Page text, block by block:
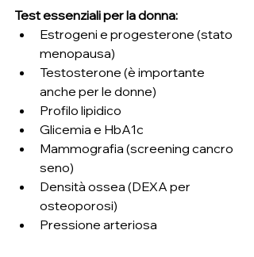
Test essenziali per la donna:
Estrogeni e progesterone (stato
menopausa)
Testosterone (è importante
anche per le donne)
Profilo lipidico
Glicemia e HbA1c
Mammografia (screening cancro
seno)
Densità ossea (DEXA per
osteoporosi)
Pressione arteriosa